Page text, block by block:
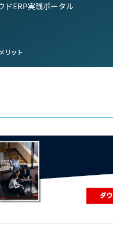
ドERP実践ポータル
リット